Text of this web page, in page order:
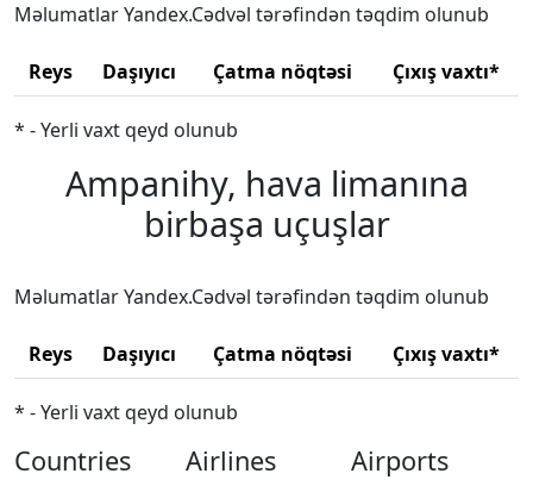
Məlumatlar Yandex.Cədvəl tərəfindən təqdim olunub
Reys Daşıyıcı Çatma nöqtəsi Çıxış vaxtı*
* - Yerli vaxt qeyd olunub
Ampanihy, hava limanına
birbaşa uçuşlar
Məlumatlar Yandex.Cədvəl tərəfindən təqdim olunub
Reys Daşıyıcı Çatma nöqtəsi Çıxış vaxtı*
* - Yerli vaxt qeyd olunub
Countries Airlines Airports